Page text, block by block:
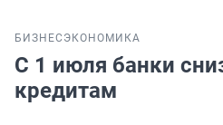
БИЗНЕС ЭКОНОМИКА
С 1 июля банки
кредитам